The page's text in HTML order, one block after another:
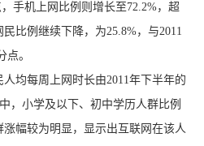
手机上网比例则增长至72.2%，超
比例继续下降，为25.8%，与2011
。
均每周上网时长由2011年下半年的
，小学及以下、初中学历人群比例
幅较为明显，显示出互联网在该人